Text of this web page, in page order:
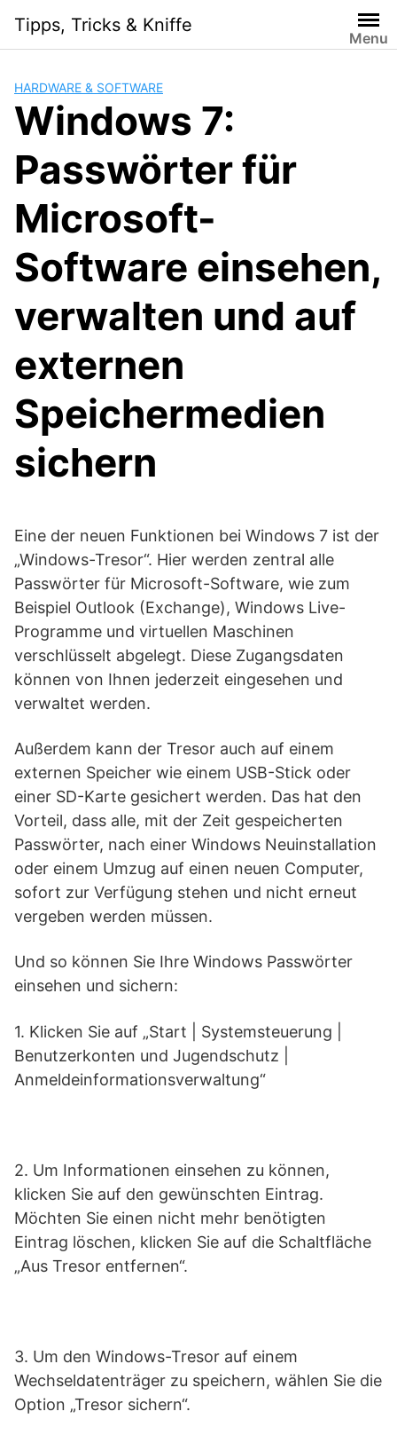
content
Tipps, Tricks & Kniffe
Menu
HARDWARE & SOFTWARE
Windows 7:
Passwörter für
Microsoft-
Software einsehen,
verwalten und auf
externen
Speichermedien
sichern
Eine der neuen Funktionen bei Windows 7 ist der
„Windows-Tresor“. Hier werden zentral alle
Passwörter für Microsoft-Software, wie zum
Beispiel Outlook (Exchange), Windows Live-
Programme und virtuellen Maschinen
verschlüsselt abgelegt. Diese Zugangsdaten
können von Ihnen jederzeit eingesehen und
verwaltet werden.
Außerdem kann der Tresor auch auf einem
externen Speicher wie einem USB-Stick oder
einer SD-Karte gesichert werden. Das hat den
Vorteil, dass alle, mit der Zeit gespeicherten
Passwörter, nach einer Windows Neuinstallation
oder einem Umzug auf einen neuen Computer,
sofort zur Verfügung stehen und nicht erneut
vergeben werden müssen.
Und so können Sie Ihre Windows Passwörter
einsehen und sichern:
1. Klicken Sie auf „Start | Systemsteuerung |
Benutzerkonten und Jugendschutz |
Anmeldeinformationsverwaltung“
2. Um Informationen einsehen zu können,
klicken Sie auf den gewünschten Eintrag.
Möchten Sie einen nicht mehr benötigten
Eintrag löschen, klicken Sie auf die Schaltfläche
„Aus Tresor entfernen“.
3. Um den Windows-Tresor auf einem
Wechseldatenträger zu speichern, wählen Sie die
Option „Tresor sichern“.